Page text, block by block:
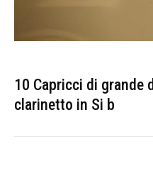
10 Capricci di grande
clarinetto in Si b